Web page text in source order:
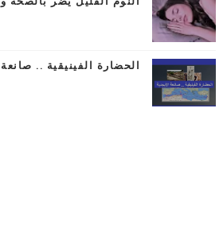
الحضارة الفينيقية .. صانعة